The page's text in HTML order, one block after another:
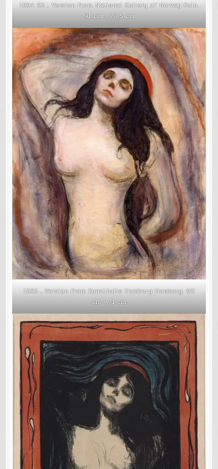
1894 95，Version from National Gallery of Norway Oslo.
91 cm × 70.5 cm
1895，Version from Kunsthalle Hamburg Hamburg. 90
cm × 71 cm